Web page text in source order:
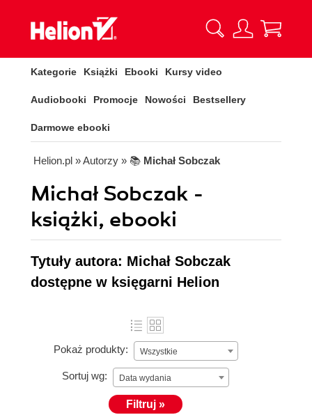
Kategorie Książki Ebooki Kursy video
Audiobooki Promocje Nowości Bestsellery
Darmowe ebooki
Helion.pl » Autorzy » 📚 Michał Sobczak
Michał Sobczak -
książki, ebooki
Tytuły autora: Michał Sobczak
dostępne w księgarni Helion
Pokaż produkty: Wszystkie
Sortuj wg: Data wydania
Filtruj »